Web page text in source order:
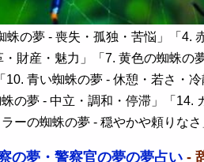
蛛の夢 - 喪失・孤独・苦悩」「4.
・財産・魅力」「7. 黄色の蜘蛛の
青い蜘蛛の夢 - 休憩・若さ・
の夢 - 中立・調和・停滞」「14.
ーの蜘蛛の夢 - 穏やかや頼りな
の夢・警察官の夢の夢占い -